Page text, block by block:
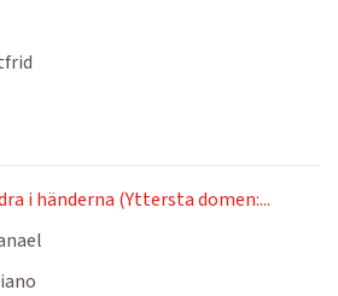
i händerna (Yttersta domen:...